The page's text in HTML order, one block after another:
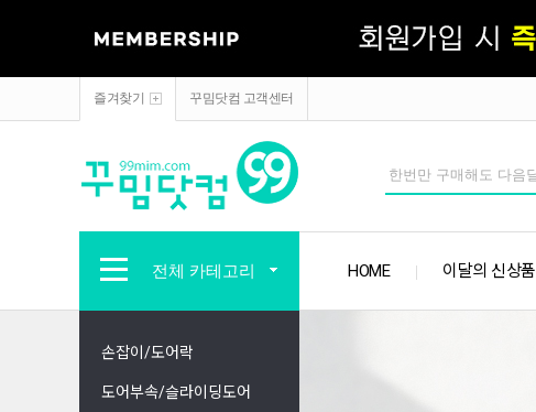
즐겨찾기 꾸밈닷컴 고객센터
전체 카테고리 HOME 이달의 신상품
손잡이/도어락
도어부속/슬라이딩도어